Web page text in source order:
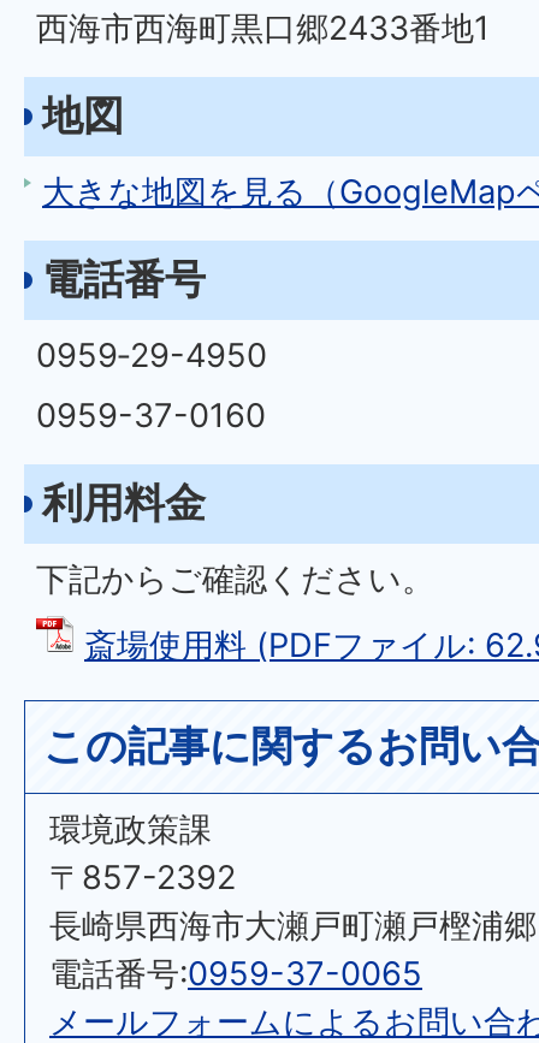
西海市西海町黒口郷2433番地1
地図
大きな地図を見る（GoogleMap
電話番号
0959‐29-4950
0959-37-0160
利用料金
下記からご確認ください。
斎場使用料 (PDFファイル:
この記事に関するお問い
環境政策課
〒857-2392
長崎県西海市大瀬戸町瀬戸樫浦
電話番号:0959-37-0065
メールフォームによるお問い合